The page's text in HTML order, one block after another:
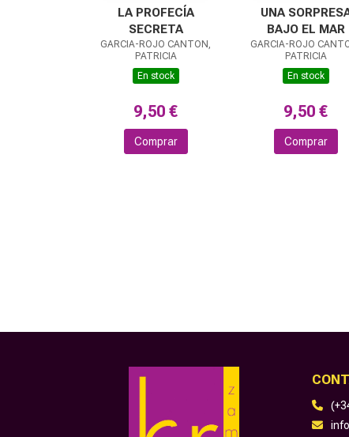
LA PROFECÍA
SECRETA
GARCIA-ROJO CANTON,
PATRICIA
En stock
9,50 €
Comprar
UNA
BAJO EL MAR
GARCIA-ROJO
PATRICIA
En stock
9,50 €
Comprar